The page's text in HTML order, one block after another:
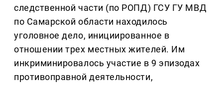
следственной части (по РОПД) ГСУ ГУ МВД
по Самарской области находилось
уголовное дело, инициированное в
отношении трех местных жителей. Им
инкриминировалось участие в 9 эпизодах
противоправной деятельности,